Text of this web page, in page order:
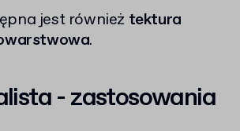
jest również tektura
.
- zastosowania